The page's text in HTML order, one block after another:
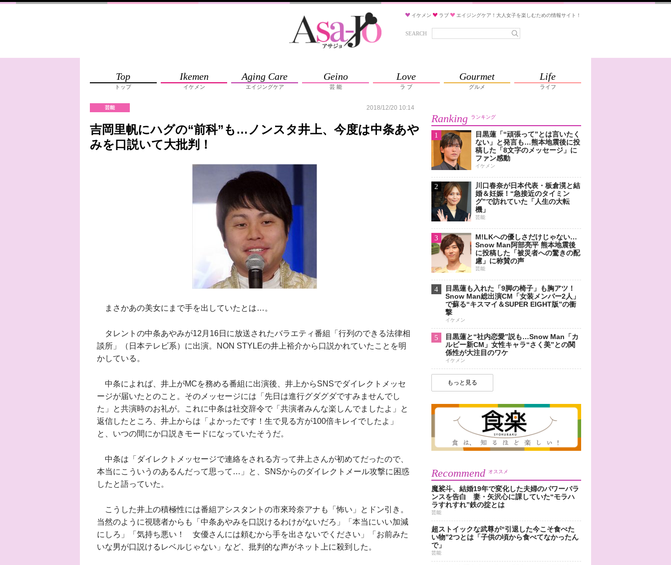
イケメン ラブ エイジングケア！大人女子を楽しむための情報サイト！
SEARCH
Top
トップ
Ikemen
イケメン
Aging Care
エイジングケア
Geino
芸 能
Love
ラ ブ
Gourmet
グルメ
Life
ライフ
芸能 2018/12/20 10:14
吉岡里帆にハグの“前科”も…ノンスタ井上、今度は中条あや
みを口説いて大批判！
まさかあの美女にまで手を出していたとは…。
タレントの中条あやみが12月16日に放送されたバラエティ番組「行列のできる法律相
談所」（日本テレビ系）に出演。NON STYLEの井上裕介から口説かれていたことを明
かしている。
中条によれば、井上がMCを務める番組に出演後、井上からSNSでダイレクトメッセ
ージが届いたとのこと。そのメッセージには「先日は進行グダグダですみませんでし
た」と共演時のお礼が。これに中条は社交辞令で「共演者みんな楽しんでましたよ」と
返信したところ、井上からは「よかったです！生で見る方が100倍キレイでしたよ」
と、いつの間にか口説きモードになっていたそうだ。
中条は「ダイレクトメッセージで連絡をされる方って井上さんが初めてだったので、
本当にこういうのあるんだって思って…」と、SNSからのダイレクトメール攻撃に困惑
したと語っていた。
こうした井上の積極性には番組アシスタントの市來玲奈アナも「怖い」とドン引き。
当然のように視聴者からも「中条あやみを口説けるわけがないだろ」「本当にいい加減
にしろ」「気持ち悪い！ 女優さんには頼むから手を出さないでください」「お前みた
いな男が口説けるレベルじゃない」など、批判的な声がネット上に殺到した。
Ranking ランキング
1
目黒蓮「“頑張って”とは言いたく
ない」と発言も…熊本地震後に投
稿した「8文字のメッセージ」に
ファン感動
イケメン
2
川口春奈が日本代表・板倉滉と結
婚＆妊娠！“急接近のタイミン
グ”で訪れていた「人生の大転
機」
芸能
3
M!LKへの優しさだけじゃない…
Snow Man阿部亮平 熊本地震後
に投稿した「被災者への驚きの配
慮」に称賛の声
芸能
4
目黒蓮も入れた「9脚の椅子」も胸アツ！
Snow Man総出演CM「女装メンバー2人」
で蘇る“キスマイ＆SUPER EIGHT版”の衝
撃
イケメン
5
目黒蓮と“社内恋愛”説も…Snow Man「カ
ルビー新CM」女性キャラ“さく美”との関
係性が大注目のワケ
イケメン
もっと見る
Recommend オススメ
魔裟斗、結婚19年で変化した夫婦のパワーバラ
ンスを告白 妻・矢沢心に課していた“モラハ
ラすれすれ”鉄の掟とは
芸能
超ストイックな武尊が“引退した今こそ食べた
い物”2つとは「子供の頃から食べてなかったん
で」
芸能